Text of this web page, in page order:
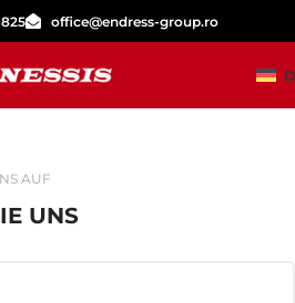
office@endress-group.ro
AUF
UNS